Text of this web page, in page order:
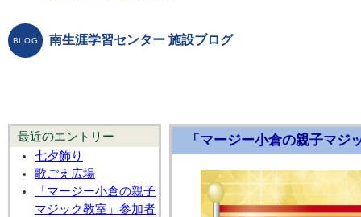
南生涯学習センター 施設ブログ
最近のエントリー
七夕飾り
歌ごえ広場
「マージー小倉の親子
マジック教室」参加者
「マージー小倉の親子マジ